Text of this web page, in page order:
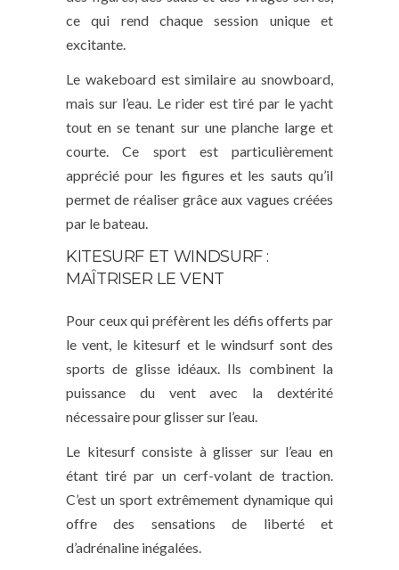
ce qui rend chaque session unique et
excitante.
Le wakeboard est similaire au snowboard,
mais sur l’eau. Le rider est tiré par le yacht
tout en se tenant sur une planche large et
courte. Ce sport est particulièrement
apprécié pour les figures et les sauts qu’il
permet de réaliser grâce aux vagues créées
par le bateau.
KITESURF ET WINDSURF :
MAÎTRISER LE VENT
Pour ceux qui préfèrent les défis offerts par
le vent, le kitesurf et le windsurf sont des
sports de glisse idéaux. Ils combinent la
puissance du vent avec la dextérité
nécessaire pour glisser sur l’eau.
Le kitesurf consiste à glisser sur l’eau en
étant tiré par un cerf-volant de traction.
C’est un sport extrêmement dynamique qui
offre des sensations de liberté et
d’adrénaline inégalées.